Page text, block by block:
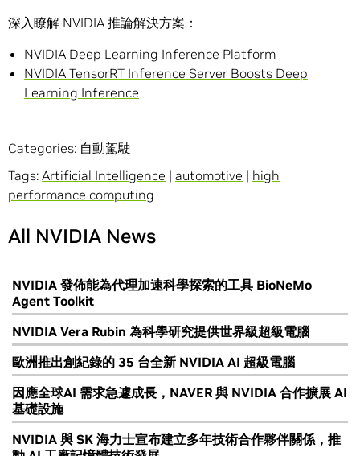
深入瞭解 NVIDIA 推論解決方案：
NVIDIA Deep Learning Inference Platform
NVIDIA TensorRT Inference Server Boosts Deep
Learning Inference
Categories: 自動駕駛
Tags: Artificial Intelligence | automotive | high
performance computing
All NVIDIA News
NVIDIA 發佈能為代理加速科學探索的工具 BioNeMo
Agent Toolkit
NVIDIA Vera Rubin 為科學研究提供世界級超級電腦
歐洲推出創紀錄的 35 台全新 NVIDIA AI 超級電腦
因應全球AI 需求急遽成長，NAVER 與 NVIDIA 合作擴展 AI
基礎設施
NVIDIA 與 SK 海力士宣布建立多年技術合作夥伴關係，推